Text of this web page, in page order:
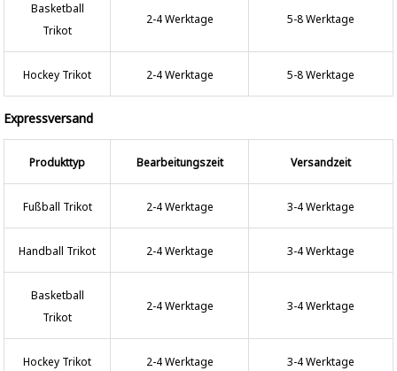
Basketball
Trikot
2-4 Werktage 5-8 Werktage
Hockey Trikot 2-4 Werktage 5-8 Werktage
Expressversand
Produkttyp Bearbeitungszeit Versandzeit
Fußball Trikot 2-4 Werktage 3-4 Werktage
Handball Trikot 2-4 Werktage 3-4 Werktage
Basketball
Trikot
2-4 Werktage 3-4 Werktage
Hockey Trikot 2-4 Werktage 3-4 Werktage